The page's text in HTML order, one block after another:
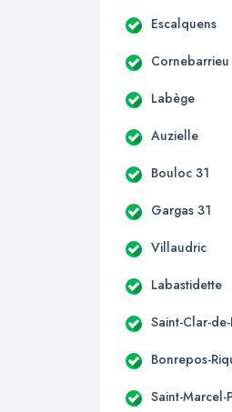
Escalquens
Cornebarrieu
Labège
Auzielle
Bouloc 31
Gargas 31
Villaudric
Labastidette
Saint-Clar-
Bonrepos-
Saint-Marcel-